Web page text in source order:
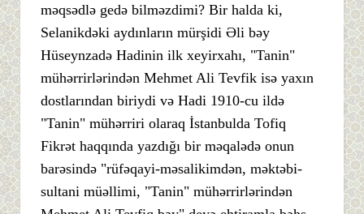
məqsədlə gedə bilməzdimi? Bir halda ki,
Selanikdəki aydınların mürşidi Əli bəy
Hüseynzadə Hadinin ilk xeyirxahı, "Tanin"
mühərrirlərindən Mehmet Ali Tevfik isə yaxın
dostlarından biriydi və Hadi 1910-cu ildə
"Tanin" mühərriri olaraq İstanbulda Tofiq
Fikrət haqqında yazdığı bir məqalədə onun
barəsində "rüfəqayi-məsalikimdən, məktəbi-
sultani müəllimi, "Tanin" mühərrirlərindən